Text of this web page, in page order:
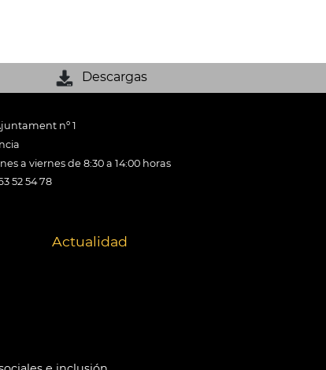
Descargas
nº 1
a viernes de 8:30 a 14:00 horas
52 54 78
Actualidad